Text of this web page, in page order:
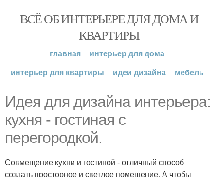
ВСЁ ОБ ИНТЕРЬЕРЕ ДЛЯ ДОМА И
КВАРТИРЫ
главная
интерьер для дома
интерьер для квартиры
идеи дизайна мебель
Идея для дизайна интерьера:
кухня - гостиная с
перегородкой.
Совмещение кухни и гостиной - отличный способ
создать просторное и светлое помещение. А чтобы